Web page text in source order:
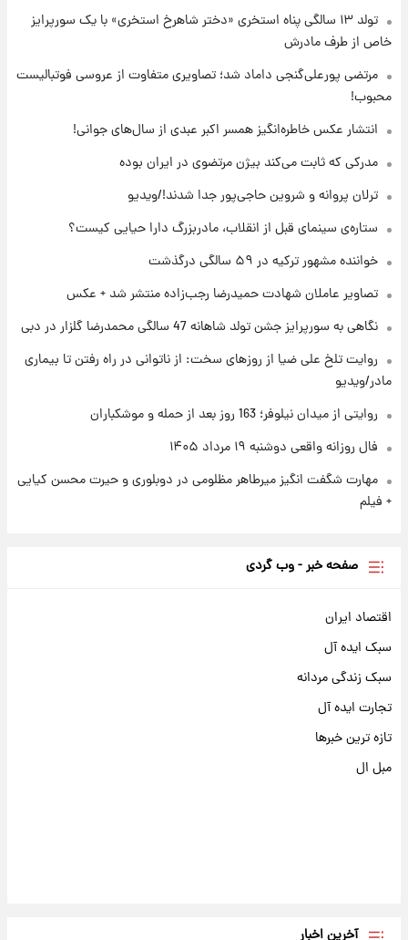
۲۱ ساعت پیش
فال قهوه روزانه دوشنبه ۱۹ مرداد ماه ۱۴۰۵
فال روزانه واقعی دوشنبه ۱۹ مرداد ۱۴۰۵
۱ روز پیش
شد
تولد ۱۳ سالگی پناه استخری «دختر شاهرخ استخری» با یک سورپرایز
خاص از طرف مادرش
مرتضی پورعلی‌گنجی داماد شد؛ تصاویری متفاوت از عروسی فوتبالیست
محبوب!
انتشار عکس خاطره‌انگیز همسر اکبر عبدی از سال‌های جوانی!
مدرکی که ثابت می‌کند بیژن مرتضوی در ایران بوده
ترلان پروانه و شروین حاجی‌پور جدا شدند!/ویدیو
ستاره‌ی سینمای قبل از انقلاب، مادربزرگ دارا حیایی کیست؟
خواننده مشهور ترکیه در ۵۹ سالگی درگذشت
تصاویر عاملان شهادت حمیدرضا رجب‌زاده منتشر شد + عکس
نگاهی به سورپرایز جشن تولد شاهانه 47 سالگی محمدرضا گلزار در دبی
روایت تلخ علی ضیا از روزهای سخت: از ناتوانی در راه رفتن تا بیماری
مادر/ویدیو
روایتی از میدان نیلوفر؛ 163 روز بعد از حمله و موشکباران
فال روزانه واقعی دوشنبه ۱۹ مرداد ۱۴۰۵
مهارت شگفت انگیز میرطاهر مظلومی در دوبلوری و حیرت محسن کیایی
+ فیلم
صفحه خبر - وب گردی
اقتصاد ایران
سبک ایده آل
سبک زندگی مردانه
تجارت ایده آل
تازه ترین خبرها
مبل ال
آخرین اخبار